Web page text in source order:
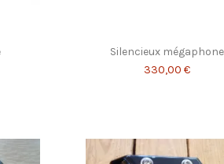
Silencieux mégaphone
330,00 €